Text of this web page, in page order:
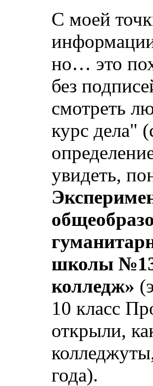
С моей
но… это
без
смотреть
курс дела"
увидеть,
школы
колледж»
10 класс
открыли,
года).